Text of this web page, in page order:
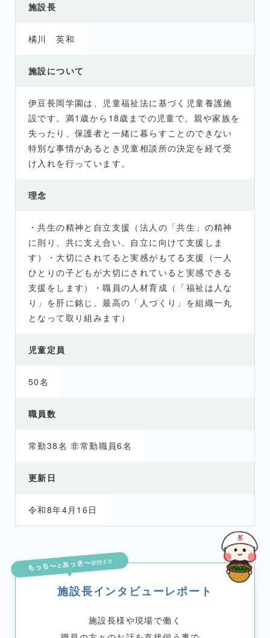
施設長
橘川 英和
施設について
伊豆長岡学園は、児童福祉法に基づく児童養護施
設です。満1歳から18歳までの児童で、親や家族を
失ったり、保護者と一緒に暮らすことのできない
特別な事情があるとき児童相談所の決定を経て受
け入れを行っています。
理念
・共生の精神と自立支援（法人の「共生」の精神
に則り、共に支え合い、自立に向けて支援しま
す）・大切にされてると実感がもてる支援（一人
ひとりの子どもが大切にされていると実感できる
支援をします）・職員の人材育成（「福祉は人な
り」を肝に銘じ、最高の「人づくり」を組織一丸
となって取り組みます）
児童定員
50名
職員数
常勤38名 非常勤職員6名
更新日
令和8年4月16日
施設長インタビューレポート
施設長様や現場で働く